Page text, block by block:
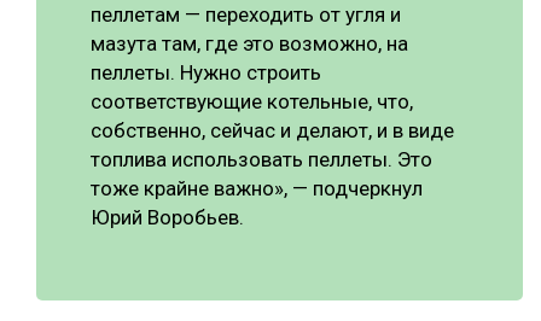
пеллетам — переходить от угля и
мазута там, где это возможно, на
пеллеты. Нужно строить
соответствующие котельные, что,
собственно, сейчас и делают, и в виде
топлива использовать пеллеты. Это
тоже крайне важно», — подчеркнул
Юрий Воробьев.